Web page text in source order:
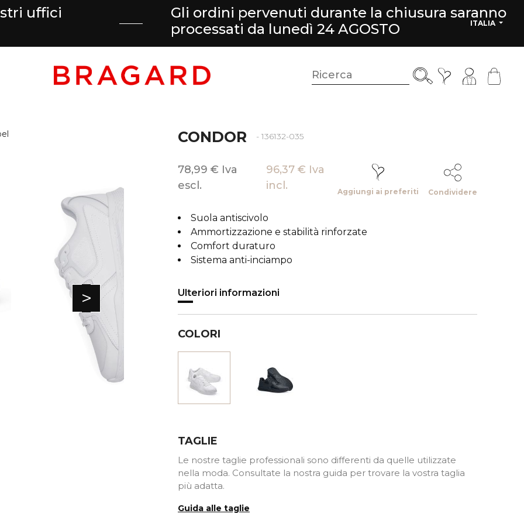
uffici
Gli ordini pervenuti durante la chiusura saranno
processati da lunedì 24 AGOSTO
ITALIA
>
CONDOR - 136132-035
78,99 € Iva
escl.
96,37 € Iva
incl.
Aggiungi ai preferiti Condividere
Suola antiscivolo
Ammortizzazione e stabilità rinforzate
Comfort duraturo
Sistema anti-inciampo
Ulteriori informazioni
COLORI
TAGLIE
Le nostre taglie professionali sono differenti da quelle utilizzate
nella moda. Consultate la nostra guida per trovare la vostra taglia
più adatta.
Guida alle taglie